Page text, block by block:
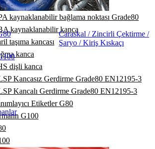
Caraskal / Zincirli Çektirme /
Şaryo / Kiriş Kıskaçı
fırdöndü rulmanlı
kaynaklanabilir bağlama noktası Grade80
kaynaklanabilir kanca
taşıma kancası
kanca
dişli kanca
Kancasız Gerdirme Grade80 EN12195-3
Kancalı Gerdirme Grade80 EN12195-3
Etiketler G80
G100